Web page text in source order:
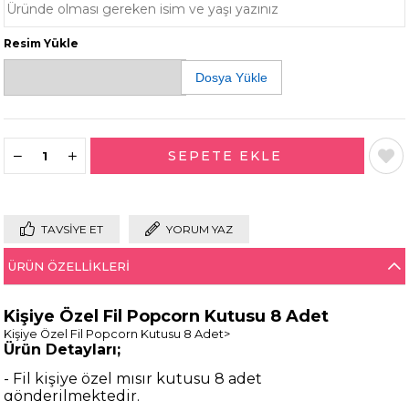
Resim Yükle
Dosya Yükle
TAVSIYE ET YORUM YAZ
ÜRÜN ÖZELLIKLERI
Kişiye Özel Fil Popcorn Kutusu 8 Adet
Kişiye Özel Fil Popcorn Kutusu 8 Adet>
Ürün Detayları;
- Fil kişiye özel mısır kutusu 8 adet
gönderilmektedir.